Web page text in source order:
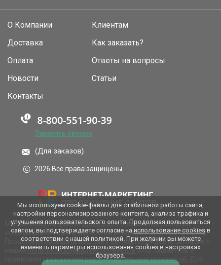
О Компании
Доставка
Оплата
Новости
Клиентам
Как заказать?
Ответы на вопросы
Статьи
Контакты
Заказать звонок
(Для заказов)
2026 Все права защищены.
Мы используем файлыcookies для повышения удобства
использования сайта, настройки рекламы и анализа трафика.
Продолжая посещать наш сайт, вы подтверждаете согласие с
нашейполитикой конфиденциальностии соглашаетесь с
правилами применениярекомендательных технологий
Мы используем cookie-файлы для стабильной работы сайта,
настройки персонализированного контента, анализа трафика и
улучшения пользовательского опыта. Продолжая пользоваться
сайтом, вы подтверждаете согласие на использование cookiesв
соответствии с нашей политикой. При желании вы можете
изменить параметры использования cookies в настройках
браузера.